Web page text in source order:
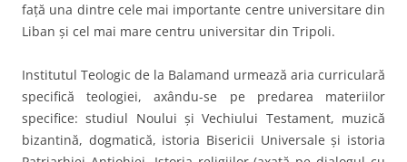
faţă una dintre cele mai importante centre universitare din
Liban şi cel mai mare centru universitar din Tripoli.
Institutul Teologic de la Balamand urmează aria curriculară
specifică teologiei, axându-se pe predarea materiilor
specifice: studiul Noului şi Vechiului Testament, muzică
bizantină, dogmatică, istoria Bisericii Universale şi istoria